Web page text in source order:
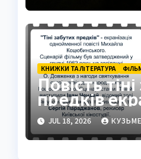
КНИЖКИ ТА ЛІТЕРАТУРА
Повість
предків
JUL 18, 2026